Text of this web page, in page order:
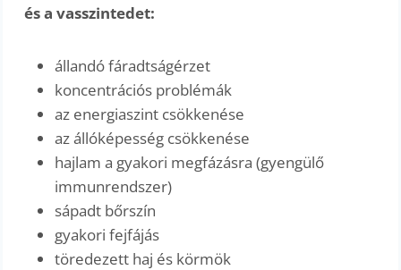
és a vasszintedet:
állandó fáradtságérzet
koncentrációs problémák
az energiaszint csökkenése
az állóképesség csökkenése
hajlam a gyakori megfázásra (gyengülő
immunrendszer)
sápadt bőrszín
gyakori fejfájás
töredezett haj és körmök